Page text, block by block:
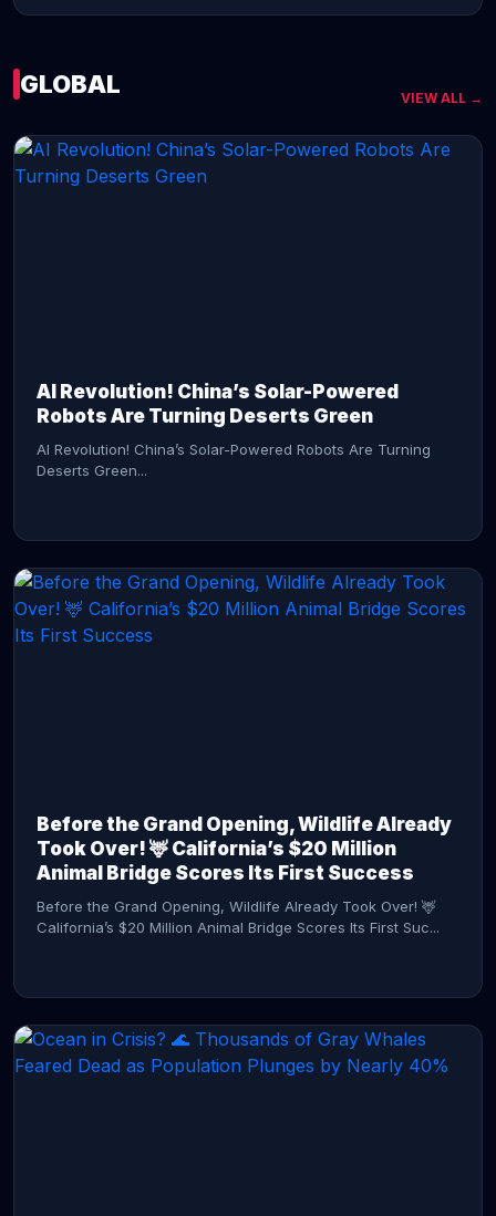
GLOBAL VIEW ALL →
AI Revolution! China’s Solar-Powered
Robots Are Turning Deserts Green
AI Revolution! China’s Solar-Powered Robots Are Turning
Deserts Green...
Before the Grand Opening, Wildlife Already
Took Over! 🦌 California’s $20 Million
Animal Bridge Scores Its First Success
Before the Grand Opening, Wildlife Already Took Over! 🦌
California’s $20 Million Animal Bridge Scores Its First Suc...